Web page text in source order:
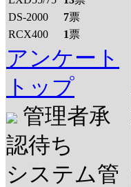
DS-2000
7票
RCX400
1票
アンケート
トップ
管理者承
認待ち
システム管